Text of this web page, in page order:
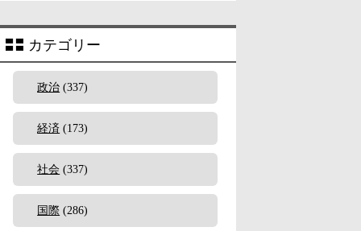
カテゴリー
政治 (337)
経済 (173)
社会 (337)
国際 (286)